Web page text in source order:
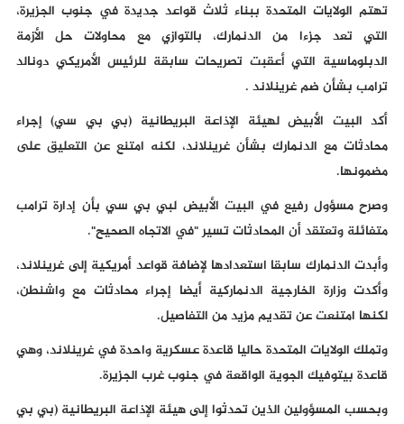
تهتم الولايات المتحدة ببناء ثلاث قواعد جديدة في جنوب الجزيرة،
التي تعد جزءا من الدنمارك، بالتوازي مع محاولات حل الأزمة
الدبلوماسية التي أعقبت تصريحات سابقة للرئيس الأمريكي دونالد
ترامب بشأن ضم غرينلاند .
أكد البيت الأبيض لهيئة الإذاعة البريطانية (بي بي سي) إجراء
محادثات مع الدنمارك بشأن غرينلاند، لكنه امتنع عن التعليق على
مضمونها.
وصرح مسؤول رفيع في البيت الأبيض لبي بي سي بأن إدارة ترامب
متفائلة وتعتقد أن المحادثات تسير "في الاتجاه الصحيح".
وأبدت الدنمارك سابقا استعدادها لإضافة قواعد أمريكية إلى غرينلاند،
وأكدت وزارة الخارجية الدنماركية أيضا إجراء محادثات مع واشنطن،
لكنها امتنعت عن تقديم مزيد من التفاصيل.
وتملك الولايات المتحدة حاليا قاعدة عسكرية واحدة في غرينلاند، وهي
قاعدة بيتوفيك الجوية الواقعة في جنوب غرب الجزيرة.
وبحسب المسؤولين الذين تحدثوا إلى هيئة الإذاعة البريطانية (بي بي